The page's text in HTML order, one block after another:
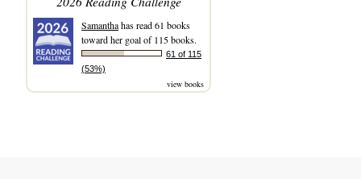
Samanthahas read 61 books
toward her goal of 115 books.
61 of 115
(53%)
view books